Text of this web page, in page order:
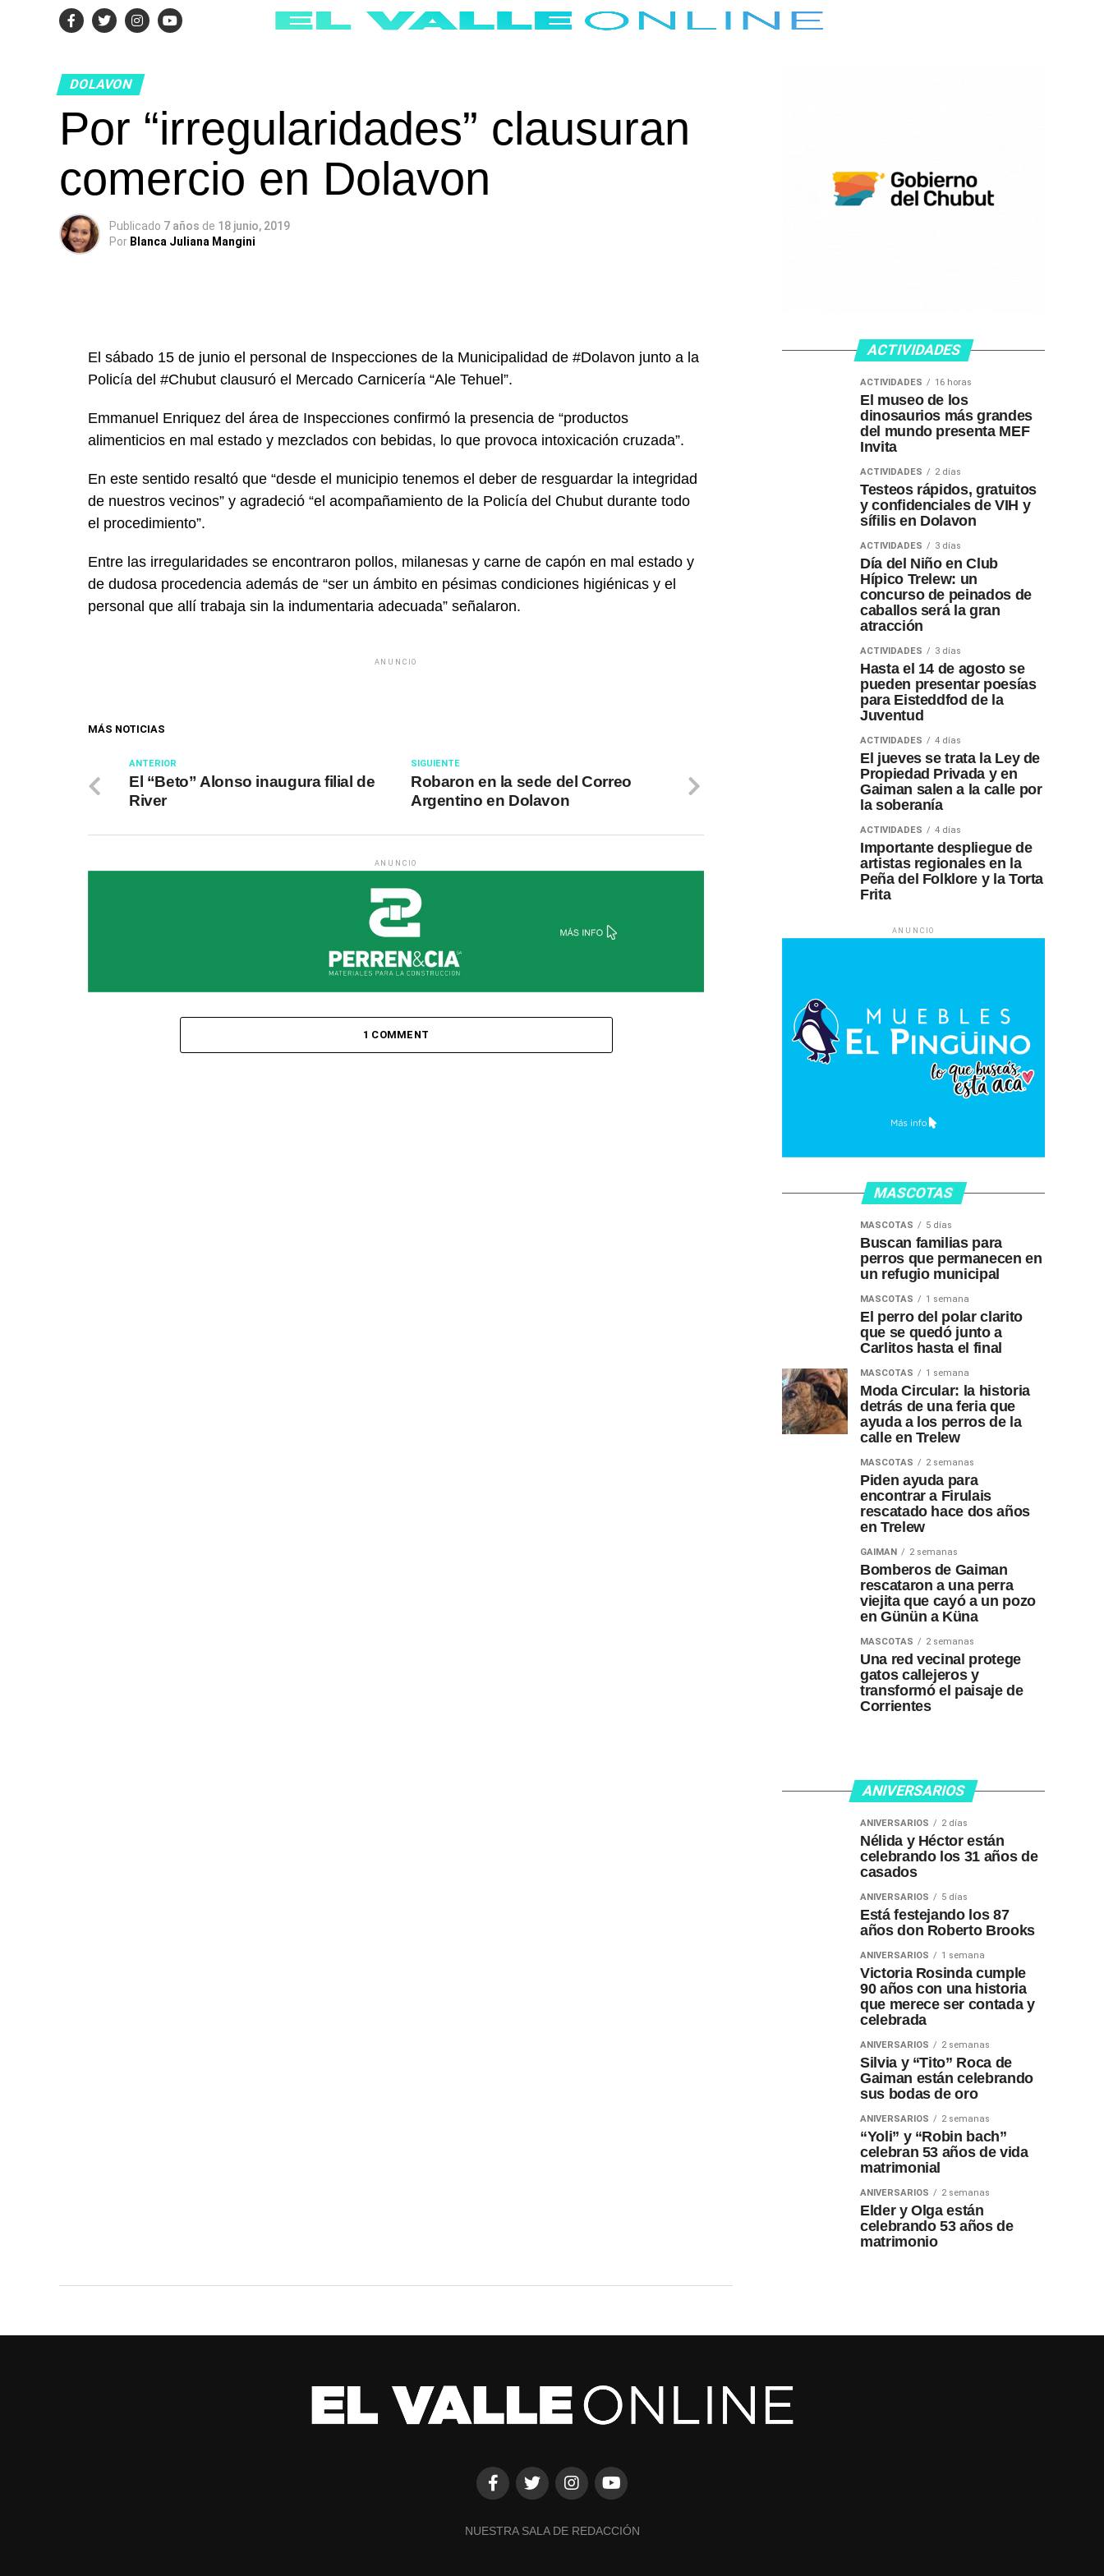
DOLAVON
Por “irregularidades” clausuran
comercio en Dolavon
Publicado 7 años de 18 junio, 2019
Por Blanca Juliana Mangini
El sábado 15 de junio el personal de Inspecciones de la Municipalidad de #Dolavon junto a la
Policía del #Chubut clausuró el Mercado Carnicería “Ale Tehuel”.
Emmanuel Enriquez del área de Inspecciones confirmó la presencia de “productos
alimenticios en mal estado y mezclados con bebidas, lo que provoca intoxicación cruzada”.
En este sentido resaltó que “desde el municipio tenemos el deber de resguardar la integridad
de nuestros vecinos” y agradeció “el acompañamiento de la Policía del Chubut durante todo
el procedimiento”.
Entre las irregularidades se encontraron pollos, milanesas y carne de capón en mal estado y
de dudosa procedencia además de “ser un ámbito en pésimas condiciones higiénicas y el
personal que allí trabaja sin la indumentaria adecuada” señalaron.
ANUNCIO
MÁS NOTICIAS
SIGUIENTE
Robaron en la sede del Correo
Argentino en Dolavon
ANTERIOR
El “Beto” Alonso inaugura filial de
River
ANUNCIO
1 COMMENT
ACTIVIDADES
ACTIVIDADES 16 horas
El museo de los
dinosaurios más grandes
del mundo presenta MEF
Invita
ACTIVIDADES 2 días
Testeos rápidos, gratuitos
y confidenciales de VIH y
sífilis en Dolavon
ACTIVIDADES 3 días
Día del Niño en Club
Hípico Trelew: un
concurso de peinados de
caballos será la gran
atracción
ACTIVIDADES 3 días
Hasta el 14 de agosto se
pueden presentar poesías
para Eisteddfod de la
Juventud
ACTIVIDADES 4 días
El jueves se trata la Ley de
Propiedad Privada y en
Gaiman salen a la calle por
la soberanía
ACTIVIDADES 4 días
Importante despliegue de
artistas regionales en la
Peña del Folklore y la Torta
Frita
ANUNCIO
MASCOTAS
MASCOTAS 5 días
Buscan familias para
perros que permanecen en
un refugio municipal
MASCOTAS 1 semana
El perro del polar clarito
que se quedó junto a
Carlitos hasta el final
MASCOTAS 1 semana
Moda Circular: la historia
detrás de una feria que
ayuda a los perros de la
calle en Trelew
MASCOTAS 2 semanas
Piden ayuda para
encontrar a Firulais
rescatado hace dos años
en Trelew
GAIMAN 2 semanas
Bomberos de Gaiman
rescataron a una perra
viejita que cayó a un pozo
en Günün a Küna
MASCOTAS 2 semanas
Una red vecinal protege
gatos callejeros y
transformó el paisaje de
Corrientes
ANIVERSARIOS
ANIVERSARIOS 2 días
Nélida y Héctor están
celebrando los 31 años de
casados
ANIVERSARIOS 5 días
Está festejando los 87
años don Roberto Brooks
ANIVERSARIOS 1 semana
Victoria Rosinda cumple
90 años con una historia
que merece ser contada y
celebrada
ANIVERSARIOS 2 semanas
Silvia y “Tito” Roca de
Gaiman están celebrando
sus bodas de oro
ANIVERSARIOS 2 semanas
“Yoli” y “Robin bach”
celebran 53 años de vida
matrimonial
ANIVERSARIOS 2 semanas
Elder y Olga están
celebrando 53 años de
matrimonio
NUESTRA SALA DE REDACCIÓN